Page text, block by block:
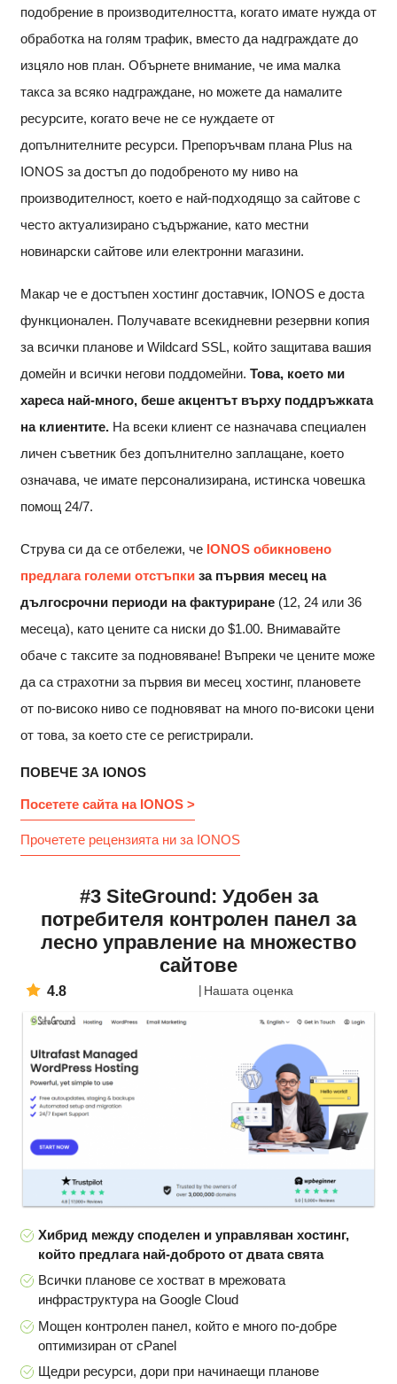
подобрение в производителността, когато имате нужда от
обработка на голям трафик, вместо да надграждате до
изцяло нов план. Обърнете внимание, че има малка
такса за всяко надграждане, но можете да намалите
ресурсите, когато вече не се нуждаете от
допълнителните ресурси. Препоръчвам плана Plus на
IONOS за достъп до подобреното му ниво на
производителност, което е най-подходящо за сайтове с
често актуализирано съдържание, като местни
новинарски сайтове или електронни магазини.
Макар че е достъпен хостинг доставчик, IONOS е доста
функционален. Получавате всекидневни резервни копия
за всички планове и Wildcard SSL, който защитава вашия
домейн и всички негови поддомейни. Това, което ми
хареса най-много, беше акцентът върху поддръжката
на клиентите. На всеки клиент се назначава специален
личен съветник без допълнително заплащане, което
означава, че имате персонализирана, истинска човешка
помощ 24/7.
Струва си да се отбележи, че IONOS обикновено
предлага големи отстъпки за първия месец на
дългосрочни периоди на фактуриране (12, 24 или 36
месеца), като цените са ниски до $1.00. Внимавайте
обаче с таксите за подновяване! Въпреки че цените може
да са страхотни за първия ви месец хостинг, плановете
от по-високо ниво се подновяват на много по-високи цени
от това, за което сте се регистрирали.
ПОВЕЧЕ ЗА IONOS
Посетете сайта на IONOS >
Прочетете рецензията ни за IONOS
#3 SiteGround: Удобен за
потребителя контролен панел за
лесно управление на множество
сайтове
4.8 Нашата оценка
Хибрид между споделен и управляван хостинг,
който предлага най-доброто от двата свята
Всички планове се хостват в мрежовата
инфраструктура на Google Cloud
Мощен контролен панел, който е много по-добре
оптимизиран от cPanel
Щедри ресурси, дори при начинаещи планове